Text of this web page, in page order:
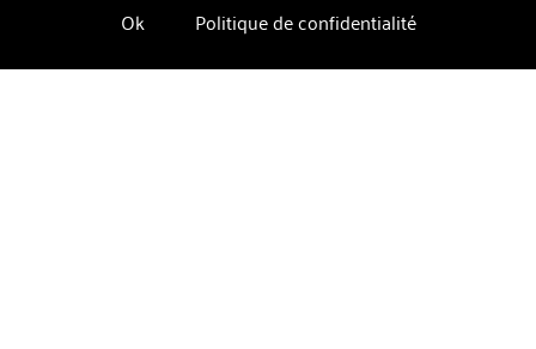
Ok Politique de confidentialité